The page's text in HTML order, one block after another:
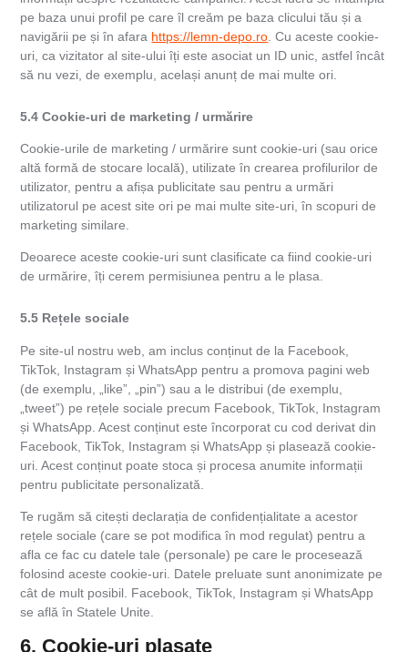
pe baza unui profil pe care îl creăm pe baza clicului tău și a
navigării pe și în afara https://lemn-depo.ro . Cu aceste cookie-
uri, ca vizitator al site-ului îți este asociat un ID unic, astfel încât
să nu vezi, de exemplu, același anunț de mai multe ori.
5.4 Cookie-uri de marketing / urmărire
Cookie-urile de marketing / urmărire sunt cookie-uri (sau orice
altă formă de stocare locală), utilizate în crearea profilurilor de
utilizator, pentru a afișa publicitate sau pentru a urmări
utilizatorul pe acest site ori pe mai multe site-uri, în scopuri de
marketing similare.
Deoarece aceste cookie-uri sunt clasificate ca fiind cookie-uri
de urmărire, îți cerem permisiunea pentru a le plasa.
5.5 Rețele sociale
Pe site-ul nostru web, am inclus conținut de la Facebook,
TikTok, Instagram și WhatsApp pentru a promova pagini web
(de exemplu, „like”, „pin”) sau a le distribui (de exemplu,
„tweet”) pe rețele sociale precum Facebook, TikTok, Instagram
și WhatsApp. Acest conținut este încorporat cu cod derivat din
Facebook, TikTok, Instagram și WhatsApp și plasează cookie-
uri. Acest conținut poate stoca și procesa anumite informații
pentru publicitate personalizată.
Te rugăm să citești declarația de confidențialitate a acestor
rețele sociale (care se pot modifica în mod regulat) pentru a
afla ce fac cu datele tale (personale) pe care le procesează
folosind aceste cookie-uri. Datele preluate sunt anonimizate pe
cât de mult posibil. Facebook, TikTok, Instagram și WhatsApp
se află în Statele Unite.
6. Cookie-uri plasate